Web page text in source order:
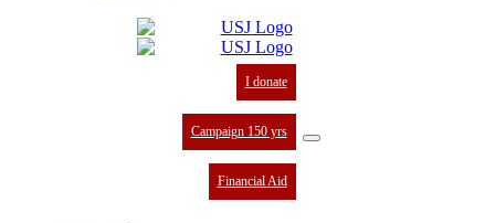
I donate
Campaign 150 yrs
Financial Aid